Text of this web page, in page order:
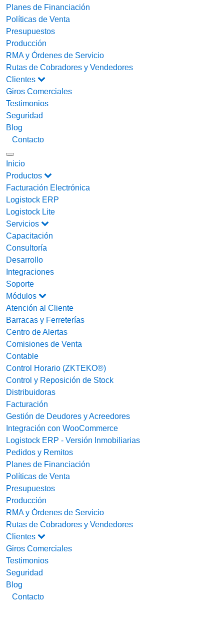
Planes de Financiación
Políticas de Venta
Presupuestos
Producción
RMA y Órdenes de Servicio
Rutas de Cobradores y Vendedores
Clientes
Giros Comerciales
Testimonios
Seguridad
Blog
Contacto
Inicio
Productos
Facturación Electrónica
Logistock ERP
Logistock Lite
Servicios
Capacitación
Consultoría
Desarrollo
Integraciones
Soporte
Módulos
Atención al Cliente
Barracas y Ferreterías
Centro de Alertas
Comisiones de Venta
Contable
Control Horario (ZKTEKO®)
Control y Reposición de Stock
Distribuidoras
Facturación
Gestión de Deudores y Acreedores
Integración con WooCommerce
Logistock ERP - Versión Inmobiliarias
Pedidos y Remitos
Planes de Financiación
Políticas de Venta
Presupuestos
Producción
RMA y Órdenes de Servicio
Rutas de Cobradores y Vendedores
Clientes
Giros Comerciales
Testimonios
Seguridad
Blog
Contacto